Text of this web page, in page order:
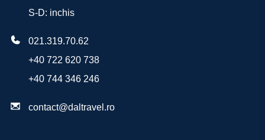
S-D: inchis
021.319.70.62
+40 722 620 738
+40 744 346 246
contact@daltravel.ro